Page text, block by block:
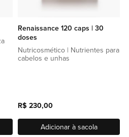
Renaissance 120 caps | 30
doses
Nutricosmético | Nutrientes para
cabelos e unhas
R$ 230,00
Adicionar à sacola